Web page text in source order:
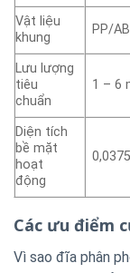
Vật liệu
khung
PP/
Lưu lượng
tiêu
chuẩn
1 – 6
Diện tích
bề mặt
hoạt
động
Các ưu điểm
Vì sao đĩa phân